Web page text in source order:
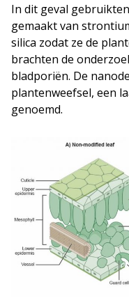
In dit geval
gemaakt van
silica zodat ze de
brachten de
bladporiën. De
plantenweefsel, een
genoemd.